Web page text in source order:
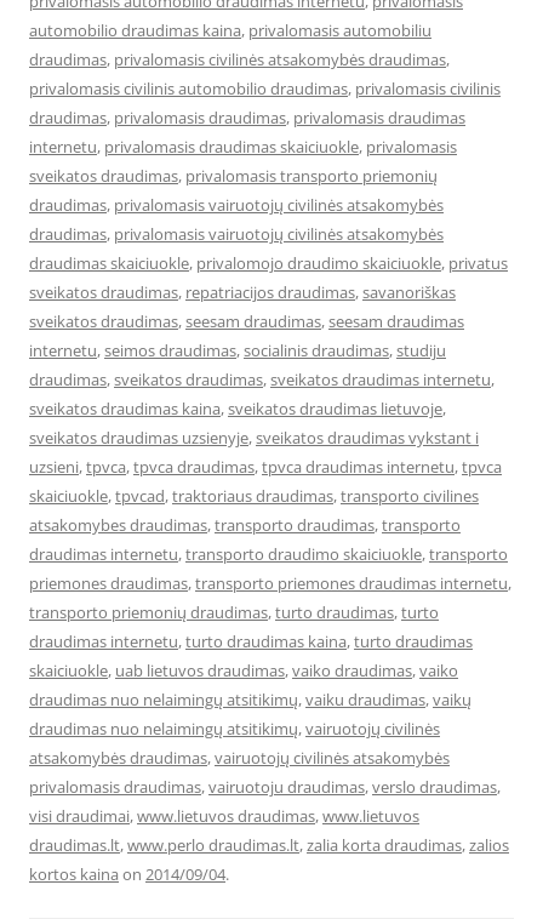
automobilio draudimas kaina, privalomasis automobiliu
draudimas, privalomasis civilinės atsakomybės draudimas,
privalomasis civilinis automobilio draudimas, privalomasis civilinis
draudimas, privalomasis draudimas, privalomasis draudimas
internetu, privalomasis draudimas skaiciuokle, privalomasis
sveikatos draudimas, privalomasis transporto priemonių
draudimas, privalomasis vairuotojų civilinės atsakomybės
draudimas, privalomasis vairuotojų civilinės atsakomybės
draudimas skaiciuokle, privalomojo draudimo skaiciuokle, privatus
sveikatos draudimas, repatriacijos draudimas,savanoriškas
sveikatos draudimas,seesam draudimas,seesam draudimas
internetu,seimos draudimas,socialinis draudimas,studiju
draudimas,sveikatos draudimas,sveikatos draudimas internetu,
sveikatos draudimas kaina,sveikatos draudimas lietuvoje,
sveikatos draudimas uzsienyje,sveikatos draudimas vykstant i
uzsieni,tpvca,tpvca draudimas,tpvca draudimas internetu,tpvca
skaiciuokle,tpvcad,traktoriaus draudimas,transporto civilines
atsakomybes draudimas,transporto draudimas,transporto
draudimas internetu,transporto draudimo skaiciuokle,transporto
priemones draudimas,transporto priemones draudimas internetu,
transporto priemonių draudimas,turto draudimas,turto
draudimas internetu,turto draudimas kaina,turto draudimas
skaiciuokle, uab lietuvos draudimas,vaiko draudimas,vaiko
draudimas nuo nelaimingų atsitikimų,vaiku draudimas,vaikų
draudimas nuo nelaimingų atsitikimų,vairuotojų civilinės
atsakomybės draudimas,vairuotojų civilinės atsakomybės
privalomasis draudimas,vairuotoju draudimas,verslo draudimas,
visi draudimai,www.lietuvos draudimas,www.lietuvos
draudimas.lt,www.perlo draudimas.lt,zalia korta draudimas,zalios
kortos kaina on 2014/09/04.